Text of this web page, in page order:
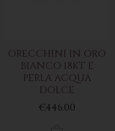
ORECCHINI IN ORO
BIANCO 18KT E
PERLA ACQUA
DOLCE
€446.00